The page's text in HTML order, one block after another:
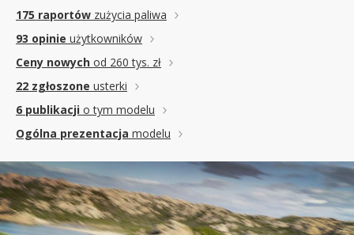
175 raportów zużycia paliwa
93 opinie użytkowników
Ceny nowych od 260 tys. zł
22 zgłoszone usterki
6 publikacji o tym modelu
Ogólna prezentacja modelu